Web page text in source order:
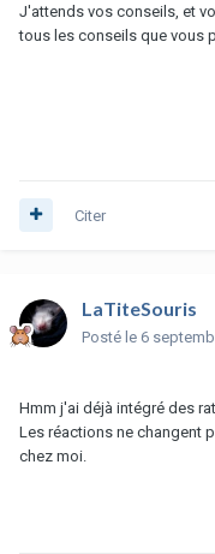
J'attends vos conseils, et
tous les conseils que vous
Citer
LaTiteSouris
Posté le 6
Hmm j'ai déjà intégré des
Les réactions ne changent
chez moi.